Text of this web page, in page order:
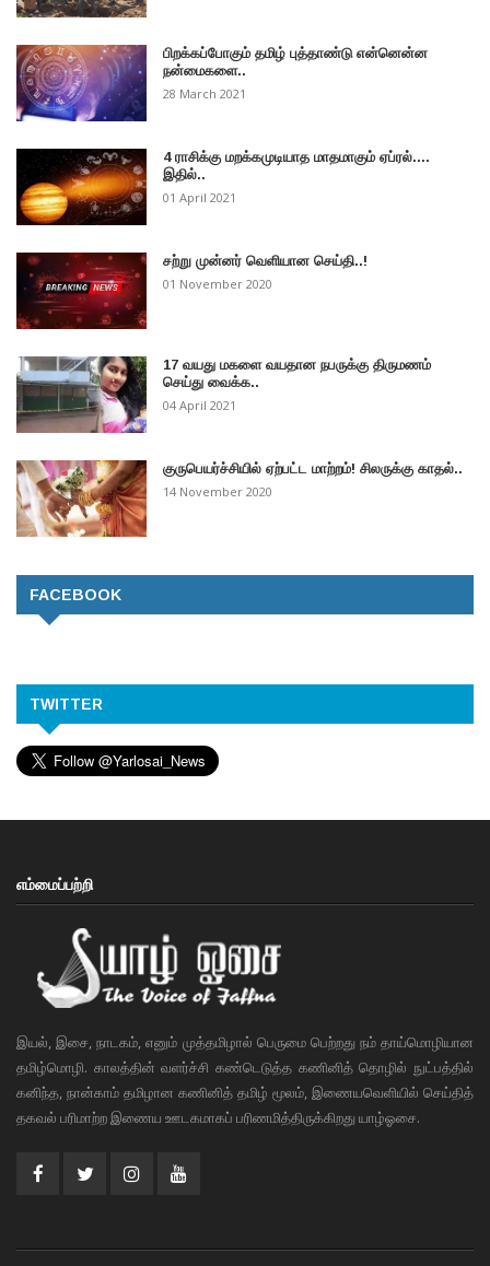
பிறக்கப்போகும் தமிழ் புத்தாண்டு என்னென்ன
நன்மைகளை..
28 March 2021
4 ராசிக்கு மறக்கமுடியாத மாதமாகும் ஏப்ரல்....
இதில்..
01 April 2021
சற்று முன்னர் வெளியான செய்தி..!
01 November 2020
17 வயது மகளை வயதான நபருக்கு திருமணம்
செய்து வைக்க..
04 April 2021
குருபெயர்ச்சியில் ஏற்பட்ட மாற்றம்! சிலருக்கு காதல்..
14 November 2020
FACEBOOK
TWITTER
எம்மைப்பற்றி
இயல், இசை, நாடகம், எனும் முத்தமிழால் பெருமை பெற்றது நம் தாய்மொழியான
தமிழ்மொழி. காலத்தின் வளர்ச்சி கண்டெடுத்த கணினித் தொழில் நுட்பத்தில்
கனிந்த, நான்காம் தமிழான கணினித் தமிழ் மூலம், இணையவெளியில் செய்தித்
தகவல் பரிமாற்ற இணைய ஊடகமாகப் பரிணமித்திருக்கிறது யாழ்ஓசை.